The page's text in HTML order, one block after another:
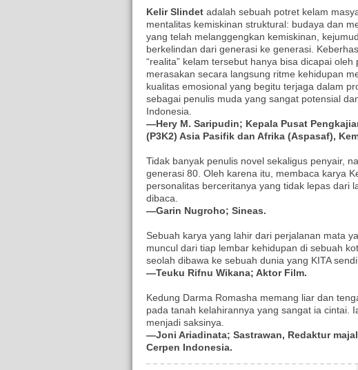
Kelir Slindet adalah sebuah potret kelam
mentalitas kemiskinan struktural: budaya dan
yang telah melanggengkan kemiskinan,
berkelindan dari generasi ke generasi.
“realita” kelam tersebut hanya bisa dicapai
merasakan secara langsung ritme kehidupan
kualitas emosional yang begitu terjaga dalam
sebagai penulis muda yang sangat potensial
Indonesia.
—Hery M. Saripudin; Kepala Pusat
(P3K2) Asia Pasifik dan Afrika (Aspasaf),
Tidak banyak penulis novel sekaligus penyair,
generasi 80. Oleh karena itu, membaca karya
personalitas berceritanya yang tidak lepas dari
dibaca.
—Garin Nugroho; Sineas.
Sebuah karya yang lahir dari perjalanan mata
muncul dari tiap lembar kehidupan di sebuah
seolah dibawa ke sebuah dunia yang KITA
—Teuku Rifnu Wikana; Aktor Film.
Kedung Darma Romasha memang liar dan
pada tanah kelahirannya yang sangat ia cintai.
menjadi saksinya.
—Joni Ariadinata; Sastrawan, Redaktur
Cerpen Indonesia.